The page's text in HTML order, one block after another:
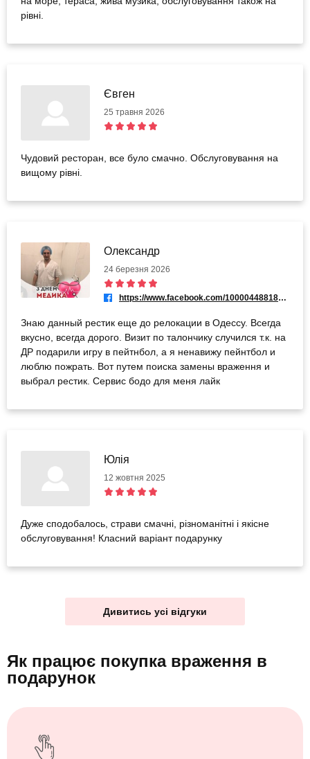
рівні.
Євген
25 травня 2026
Чудовий ресторан, все було смачно. Обслуговування на
вищому рівні.
Олександр
24 березня 2026
https://www.facebook.com/100004488186135
Знаю данный рестик еще до релокации в Одессу. Всегда
вкусно, всегда дорого. Визит по талончику случился т.к. на
ДР подарили игру в пейтнбол, а я ненавижу пейнтбол и
люблю пожрать. Вот путем поиска замены враження и
выбрал рестик. Сервис бодо для меня лайк
Юлія
12 жовтня 2025
Дуже сподобалось, страви смачні, різноманітні і якісне
обслуговування! Класний варіант подарунку
Дивитись усі відгуки
Як працює покупка враження в
подарунок